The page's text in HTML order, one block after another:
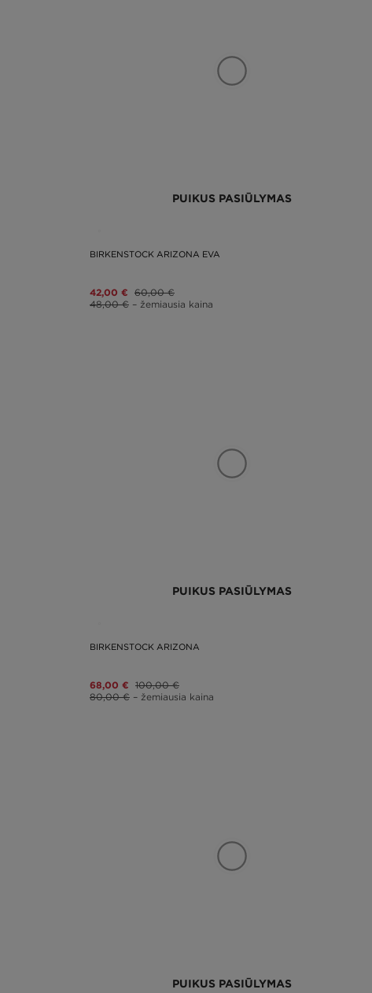
PUIKUS PASIŪLYMAS
BIRKENSTOCK ARIZONA EVA
42,00 € 60,00 €
48,00 € – žemiausia kaina
PUIKUS PASIŪLYMAS
BIRKENSTOCK ARIZONA
68,00 € 100,00 €
80,00 € – žemiausia kaina
PUIKUS PASIŪLYMAS